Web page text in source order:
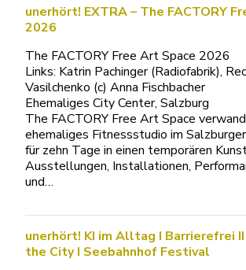
unerhört! EXTRA – The FACTORY
2026
The FACTORY Free Art Space 2026
Links: Katrin Pachinger (Radiofabrik),
Vasilchenko (c) Anna Fischbacher
Ehemaliges City Center, Salzburg
The FACTORY Free Art Space
ehemaliges Fitnessstudio im
für zehn Tage in einen temporären
Ausstellungen, Installationen,
und…
unerhört! KI im Alltag I Barrierefrei II
the City I Seebahnhof Festival